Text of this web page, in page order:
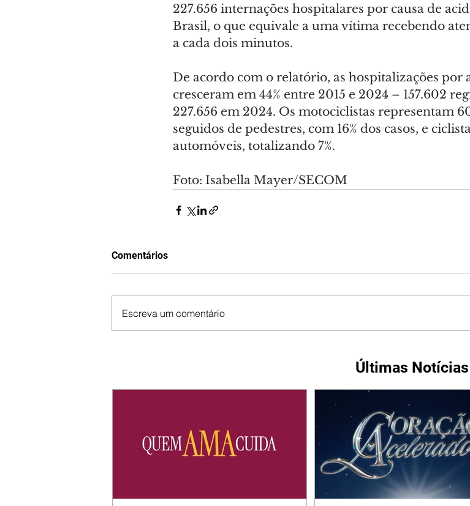
227.656 internações hospitalares por causa de
Brasil, o que equivale a uma vítima recebendo
a cada dois minutos.
De acordo com o relatório, as hospitalizações por
cresceram em 44% entre 2015 e 2024 – 157.602
227.656 em 2024. Os motociclistas representam
seguidos de pedestres, com 16% dos casos, e
automóveis, totalizando 7%.
Foto: Isabella Mayer/SECOM
Comentários
Escreva um comentário
Últimas Notícias